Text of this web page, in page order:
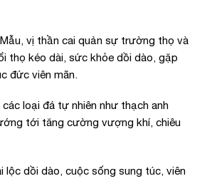
vị thần cai quản sự trường thọ và
thọ kéo dài, sức khỏe dồi dào, gặp
đức viên mãn.
loại đá tự nhiên như thạch anh
tới tăng cường vượng khí, chiêu
lộc dồi dào, cuộc sống sung túc, viên